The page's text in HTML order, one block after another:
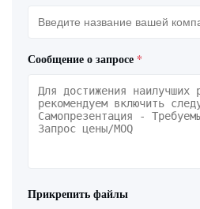
Сообщение о запросе *
Прикрепить файлы